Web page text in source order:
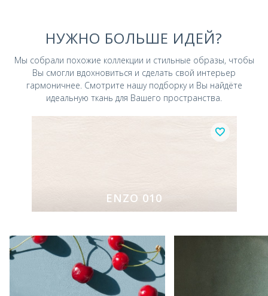
НУЖНО БОЛЬШЕ ИДЕЙ?
Мы собрали похожие коллекции и стильные образы, чтобы
Вы смогли вдохновиться и сделать свой интерьер
гармоничнее. Смотрите нашу подборку и Вы найдёте
идеальную ткань для Вашего пространства.
ENZO 010